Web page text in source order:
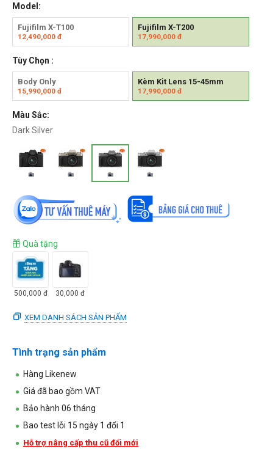
Model:
Fujifilm X-T100
12,490,000 đ
Fujifilm X-T200
17,990,000đ
Tùy Chọn :
Body Only
15,990,000 đ
Kèm Kit Lens 15-45mm
17,990,000đ
Màu Sắc:
Dark Silver
Quà tặng
500,000 đ 30,000 đ
XEM DANH SÁCH SẢN PHẨM
Tình trạng sản phẩm
Hàng Likenew
Giá đã bao gồm VAT
Bảo hành 06 tháng
Bao test lỗi 15 ngày 1 đổi 1
Hỗ trợ nâng cấp thu cũ đổi mới